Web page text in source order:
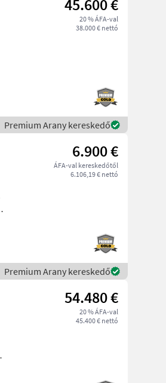
45.600 €
20 % ÁFA-val
38.000 € nettó
Premium Arany kereskedő
6.900 €
ÁFA-val kereskedőtől
6.106,19 € nettó
Premium Arany kereskedő
54.480 €
20 % ÁFA-val
45.400 € nettó